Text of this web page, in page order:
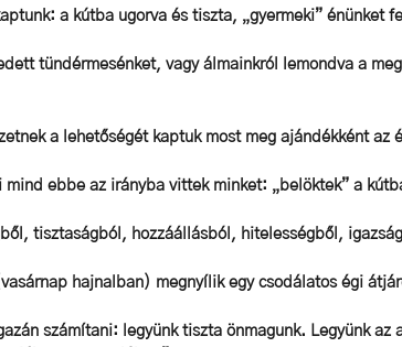
a kútba ugorva és tiszta, „gyermeki” énünket
tündérmesénket, vagy álmainkról lemondva a
a lehetőségét kaptuk most meg ajándékként az
ebbe az irányba vittek minket: „belöktek” a
tisztaságból, hozzáállásból, hitelességből,
hajnalban) megnyílik egy csodálatos égi
számítani: legyünk tiszta önmagunk. Legyünk az